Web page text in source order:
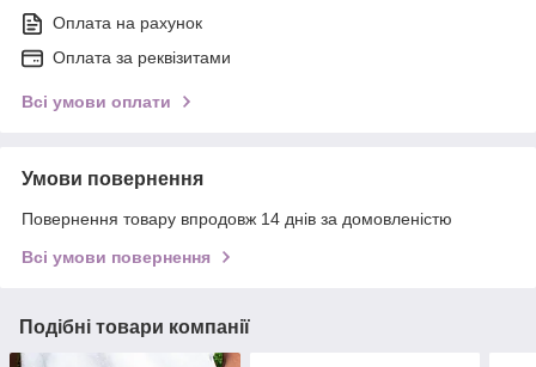
Оплата на рахунок
Оплата за реквізитами
Всі умови оплати
Умови повернення
Повернення товару впродовж 14 днів за домовленістю
Всі умови повернення
Подібні товари компанії